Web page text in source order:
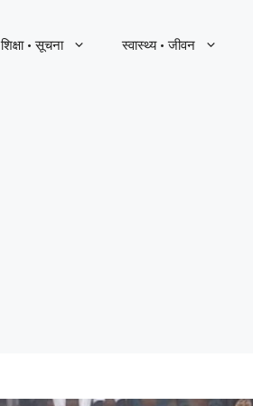
शिक्षा · सूचना स्वास्थ्य · जीवन